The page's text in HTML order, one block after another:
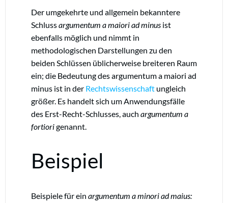
Der umgekehrte und allgemein bekanntere
Schlussargumentum a maiori ad minus ist
ebenfalls möglich und nimmt in
methodologischen Darstellungen zu den
beiden Schlüssen üblicherweise breiteren Raum
ein; die Bedeutung des argumentum a maiori ad
minus ist in der Rechtswissenschaft ungleich
größer. Es handelt sich um Anwendungsfälle
des Erst-Recht-Schlusses, auch argumentum a
fortiorigenannt.
Beispiel
Beispiele für ein argumentum a minori ad maius: